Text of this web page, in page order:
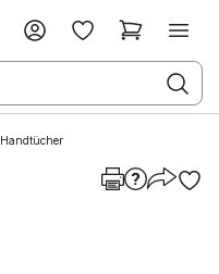
Handtücher